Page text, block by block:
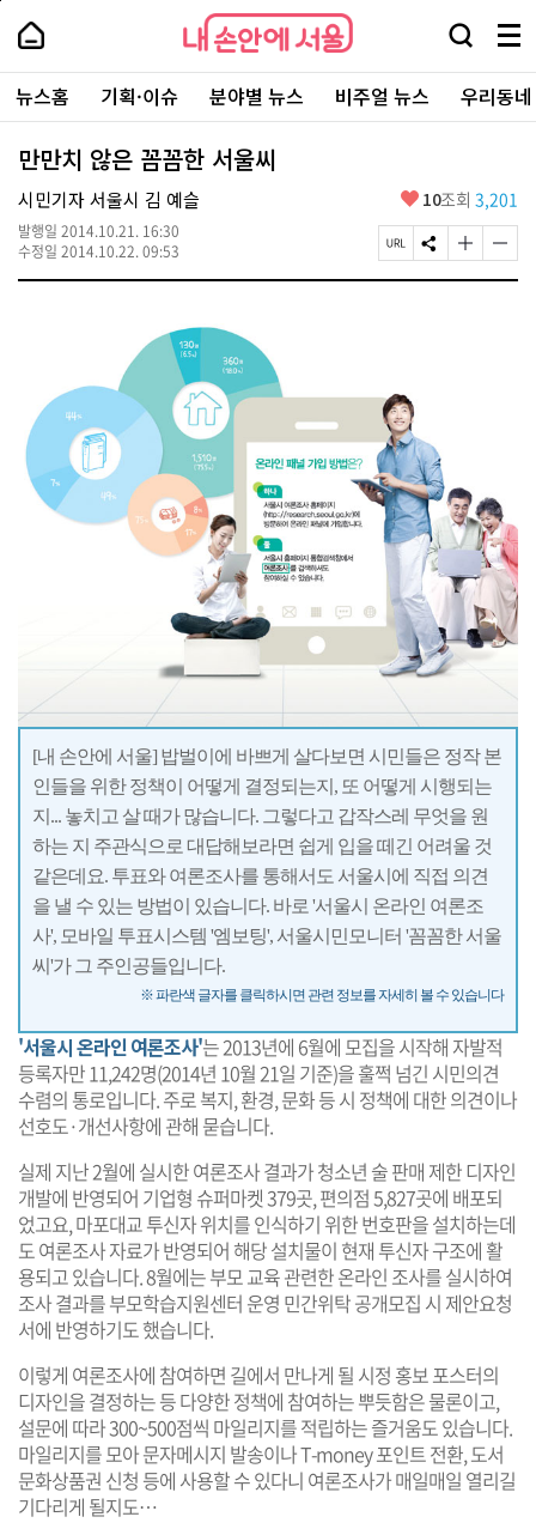
본
로
가
내
손
안
에
서
울
-
서
울
시
대
표
소
내
손
에
울
검
창
열
기
메
뉴
전
체
보
주
요
서
뉴스홈 기획·이슈 분야별 뉴스 비주얼 뉴스 우리동
만만치 않은 꼼꼼한 서울씨
시민기자 서울시 김 예슬
발행일 2014.10.21. 16:30
수정일 2014.10.22. 09:53
좋
요
10조회 3,201
페
이
사
S
N
글
자
글
자
[내 손안에 서울] 밥벌이에 바쁘게 살다보면 시민들은 정작 본
인들을 위한 정책이 어떻게 결정되는지, 또 어떻게 시행되는
지... 놓치고 살 때가 많습니다. 그렇다고 갑작스레 무엇을 원
하는 지 주관식으로 대답해보라면 쉽게 입을 떼긴 어려울 것
같은데요. 투표와 여론조사를 통해서도 서울시에 직접 의견
을 낼 수 있는 방법이 있습니다. 바로 '서울시 온라인 여론조
사', 모바일 투표시스템 '엠보팅', 서울시민모니터 '꼼꼼한 서울
씨'가 그 주인공들입니다.
※ 파란색 글자를 클릭하시면 관련 정보를 자세히 볼 수 있습니다
'서울시 온라인 여론조사'는 2013년에 6월에 모집을 시작해 자발적
등록자만 11,242명(2014년 10월 21일 기준)을 훌쩍 넘긴 시민의견
수렴의 통로입니다. 주로 복지, 환경, 문화 등 시 정책에 대한 의견이나
선호도·개선사항에 관해 묻습니다.
실제 지난 2월에 실시한 여론조사 결과가 청소년 술 판매 제한 디자인
개발에 반영되어 기업형 슈퍼마켓 379곳, 편의점 5,827곳에 배포되
었고요, 마포대교 투신자 위치를 인식하기 위한 번호판을 설치하는데
도 여론조사 자료가 반영되어 해당 설치물이 현재 투신자 구조에 활
용되고 있습니다. 8월에는 부모 교육 관련한 온라인 조사를 실시하여
조사 결과를 부모학습지원센터 운영 민간위탁 공개모집 시 제안요청
서에 반영하기도 했습니다.
이렇게 여론조사에 참여하면 길에서 만나게 될 시정 홍보 포스터의
디자인을 결정하는 등 다양한 정책에 참여하는 뿌듯함은 물론이고,
설문에 따라 300~500점씩 마일리지를 적립하는 즐거움도 있습니다.
마일리지를 모아 문자메시지 발송이나 T-money 포인트 전환, 도서
문화상품권 신청 등에 사용할 수 있다니 여론조사가 매일매일 열리길
기다리게 될지도…
페
상
단
로